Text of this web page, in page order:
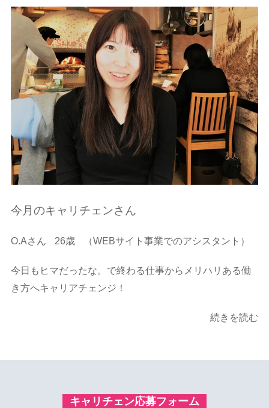
今月のキャリチェンさん
O.Aさん 26歳 （WEBサイト事業でのアシスタント）
今日もヒマだったな。で終わる仕事からメリハリある働
き方へキャリアチェンジ！
続きを読む
キャリチェン応募フォーム